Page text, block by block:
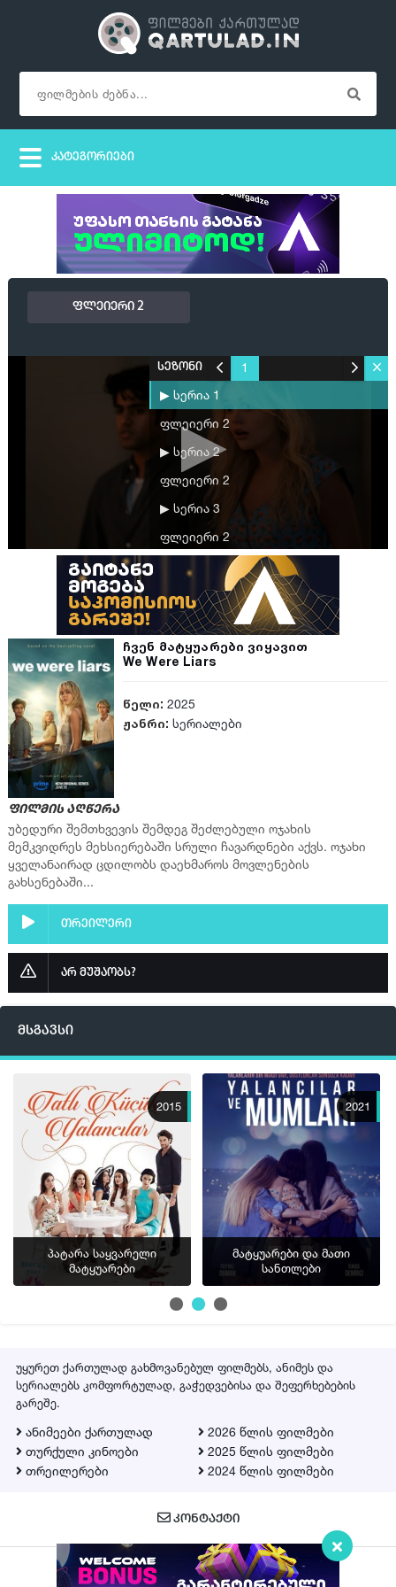
ფლეიერი 2
სეზონი
1
▶ სერია 1
ფლეიერი 2
▶ სერია 2
ფლეიერი 2
▶ სერია 3
ფლეიერი 2
ფლეიერი 2
▶ სერია 5
ფლეიერი 2
ფლეიერი 2
▶ სერია 7
ჩვენ მატყუარები ვიყავით
We Were Liars
წელი: 2025
ჟანრი: სერიალები
ფილმის აღწერა
უბედური შემთხვევის შემდეგ შეძლებული ოჯახის
მემკვიდრეს მეხსიერებაში სრული ჩავარდნები აქვს. ოჯახი
ყველანაირად ცდილობს დაეხმაროს მოვლენების
გახსენებაში...
თრეილერი
არ მუშაობს?
მსგავსი
2015
პატარა საყვარელი
მატყუარები
2021
მატყუარები და მათი
სანთლები
უყურეთ ქართულად გახმოვანებულ ფილმებს, ანიმეს და
სერიალებს კომფორტულად, გაჭედვებისა და შეფერხებების
გარეშე.
ანიმეები ქართულად
თურქული კინოები
თრეილერები
2026 წლის ფილმები
2025 წლის ფილმები
2024 წლის ფილმები
ᲙᲝᲜᲢᲐᲥᲢᲘ